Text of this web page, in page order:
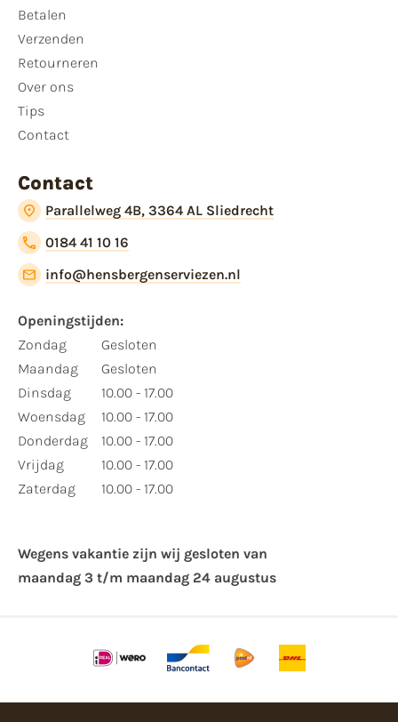
Betalen
Verzenden
Retourneren
Over ons
Tips
Contact
Contact
Parallelweg 4B, 3364 AL Sliedrecht
0184 41 10 16
info@hensbergenserviezen.nl
Openingstijden:
Zondag
Maandag
Dinsdag
Woensdag
Donderdag
Vrijdag
Zaterdag
Gesloten
Gesloten
10.00 - 17.00
10.00 - 17.00
10.00 - 17.00
10.00 - 17.00
10.00 - 17.00
Wegens vakantie zijn wij gesloten van ​
maandag 3 t/m maandag 24 augustus